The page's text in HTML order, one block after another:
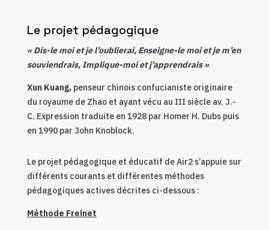
Le projet pédagogique
« Dis-le moi et je l’oublierai, Enseigne-le moi et je m’en
souviendrais, Implique-moi et j’apprendrais »
Xun Kuang, penseur chinois confucianiste originaire
du royaume de Zhao et ayant vécu au III siècle av. J.-
C.Expression traduite en 1928 par Homer H. Dubs puis
en 1990 par John Knoblock.
Le projet pédagogique et éducatif de Air2 s’appuie sur
différents courants et différentes méthodes
pédagogiques actives décrites ci-dessous :
Méthode Freinet